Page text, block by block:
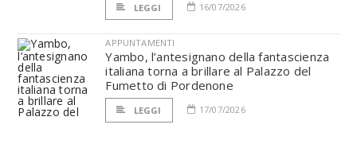
LEGGI 16/07/2026
APPUNTAMENTI
Yambo, l’antesignano della fantascienza
italiana torna a brillare al Palazzo del
Fumetto di Pordenone
LEGGI 17/07/2026